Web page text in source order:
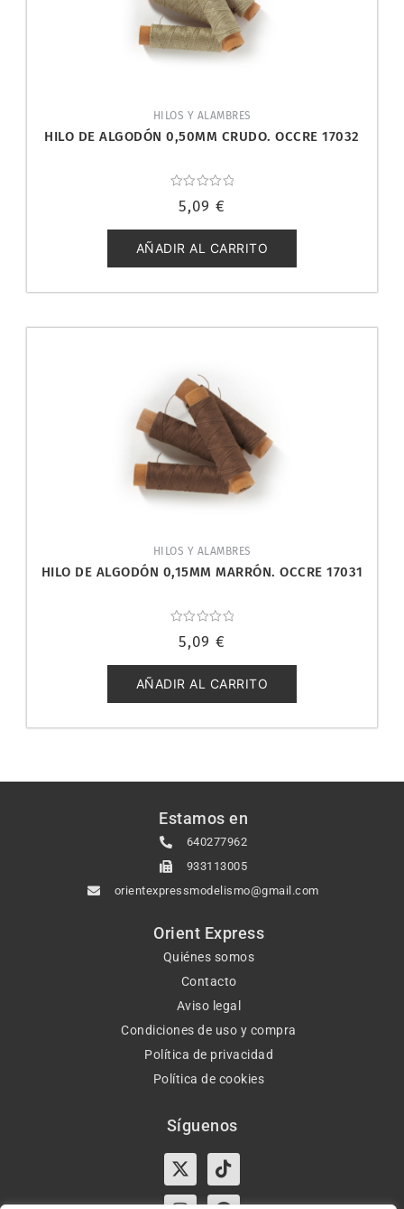
HILOS Y ALAMBRES
HILO DE ALGODÓN 0,50MM CRUDO. OCCRE 17032
con
de
5
5,09 €
AÑADIR AL CARRITO
HILOS Y ALAMBRES
HILO DE ALGODÓN 0,15MM MARRÓN. OCCRE 17031
con
de
5
5,09 €
AÑADIR AL CARRITO
Estamos en
640277962
933113005
orientexpressmodelismo@gmail.com
Orient Express
Quiénes somos
Contacto
Aviso legal
Condiciones de uso y compra
Política de privacidad
Política de cookies
Síguenos
X-
twitter
Tiktok
InstagramFacebook